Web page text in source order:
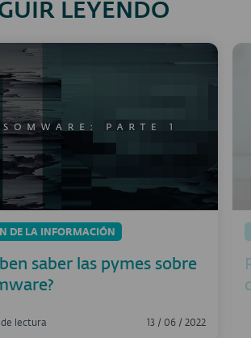
LEYENDO
DE LA INFORMACIÓN
saber las pymes sobre
lectura 13 / 06 / 2022